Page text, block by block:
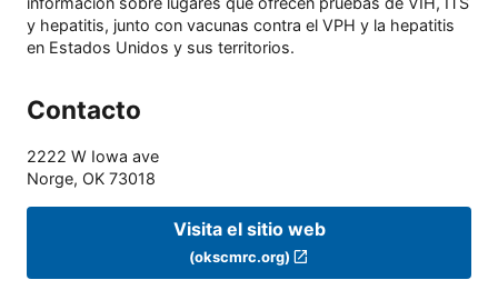
y hepatitis, junto con vacunas contra el VPH y la hepatitis
en Estados Unidos y sus territorios.
Contacto
2222 W Iowa ave
Norge, OK 73018
Visita el sitio web
(okscmrc.org)